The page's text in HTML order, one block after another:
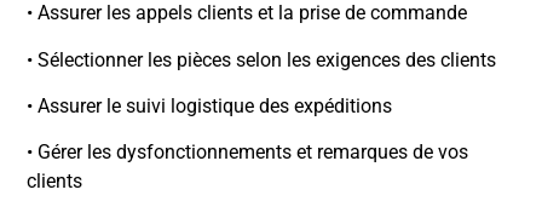
• Assurer les appels clients et la prise de commande
• Sélectionner les pièces selon les exigences des clients
• Assurer le suivi logistique des expéditions
• Gérer les dysfonctionnements et remarques de vos
clients